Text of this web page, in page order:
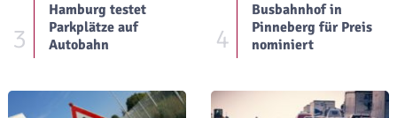
3
Hamburg testet
Parkplätze auf
Autobahn
4
Busbahnhof in
Pinneberg für Preis
nominiert